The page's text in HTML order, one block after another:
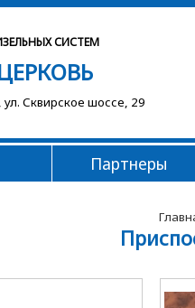
СИСТЕМ
Сквирское шоссе, 29
Партнеры